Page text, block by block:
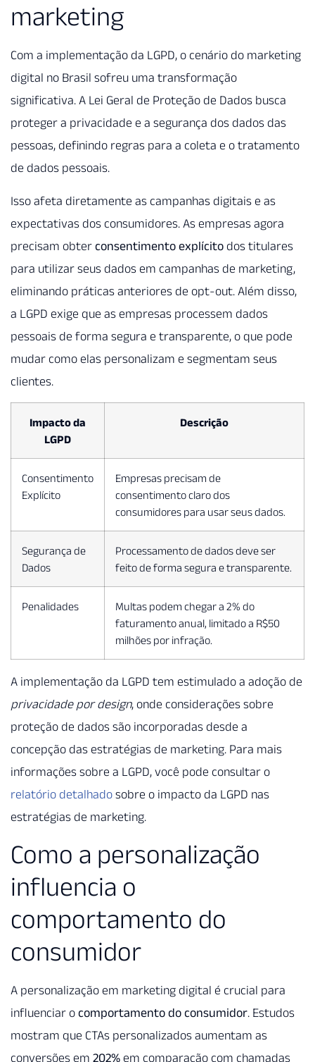
marketing
Com a implementação da LGPD, o cenário do marketing
digital no Brasil sofreu uma transformação
significativa. A Lei Geral de Proteção de Dados busca
proteger a privacidade e a segurança dos dados das
pessoas, definindo regras para a coleta e o tratamento
de dados pessoais.
Isso afeta diretamente as campanhas digitais e as
expectativas dos consumidores. As empresas agora
precisam obter consentimento explícito dos titulares
para utilizar seus dados em campanhas de marketing,
eliminando práticas anteriores de opt-out. Além disso,
a LGPD exige que as empresas processem dados
pessoais de forma segura e transparente, o que pode
mudar como elas personalizam e segmentam seus
clientes.
Impacto da
LGPD
Descrição
Consentimento
Explícito
Empresas precisam de
consentimento claro dos
consumidores para usar seus dados.
Segurança de
Dados
Processamento de dados deve ser
feito de forma segura e transparente.
Penalidades
Multas podem chegar a 2% do
faturamento anual, limitado a R$50
milhões por infração.
A implementação da LGPD tem estimulado a adoção de
privacidade por design, onde considerações sobre
proteção de dados são incorporadas desde a
concepção das estratégias de marketing. Para mais
informações sobre a LGPD, você pode consultar o
relatório detalhado sobre o impacto da LGPD nas
estratégias de marketing.
Como a personalização
influencia o
comportamento do
consumidor
A personalização em marketing digital é crucial para
influenciar o comportamento do consumidor. Estudos
mostram que CTAs personalizados aumentam as
conversões em 202% em comparação com chamadas